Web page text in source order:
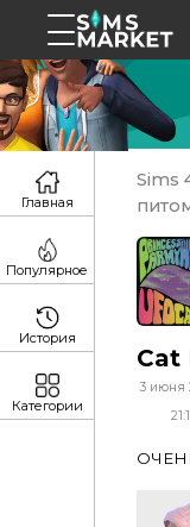
Sims
Cat
3 июня
Главная
Популярное
История
Категории